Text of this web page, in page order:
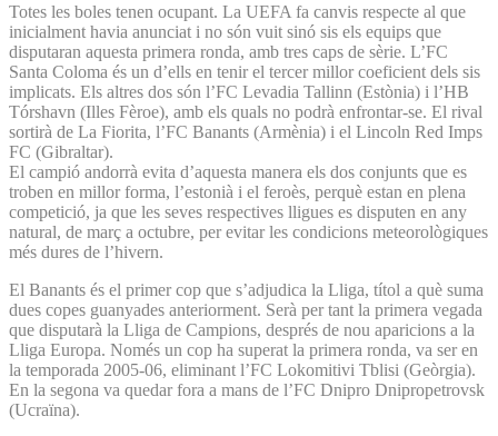
Totes les boles tenen ocupant. La UEFA fa canvis respecte al que
inicialment havia anunciat i no són vuit sinó sis els equips que
disputaran aquesta primera ronda, amb tres caps de sèrie. L’FC
Santa Coloma és un d’ells en tenir el tercer millor coeficient dels sis
implicats. Els altres dos són l’FC Levadia Tallinn (Estònia) i l’HB
Tórshavn (Illes Fèroe), amb els quals no podrà enfrontar-se. El rival
sortirà de La Fiorita, l’FC Banants (Armènia) i el Lincoln Red Imps
FC (Gibraltar).
El campió andorrà evita d’aquesta manera els dos conjunts que es
troben en millor forma, l’estonià i el feroès, perquè estan en plena
competició, ja que les seves respectives lligues es disputen en any
natural, de març a octubre, per evitar les condicions meteorològiques
més dures de l’hivern.
El Banants és el primer cop que s’adjudica la Lliga, títol a què suma
dues copes guanyades anteriorment. Serà per tant la primera vegada
que disputarà la Lliga de Campions, després de nou aparicions a la
Lliga Europa. Només un cop ha superat la primera ronda, va ser en
la temporada 2005-06, eliminant l’FC Lokomitivi Tblisi (Geòrgia).
En la segona va quedar fora a mans de l’FC Dnipro Dnipropetrovsk
(Ucraïna).